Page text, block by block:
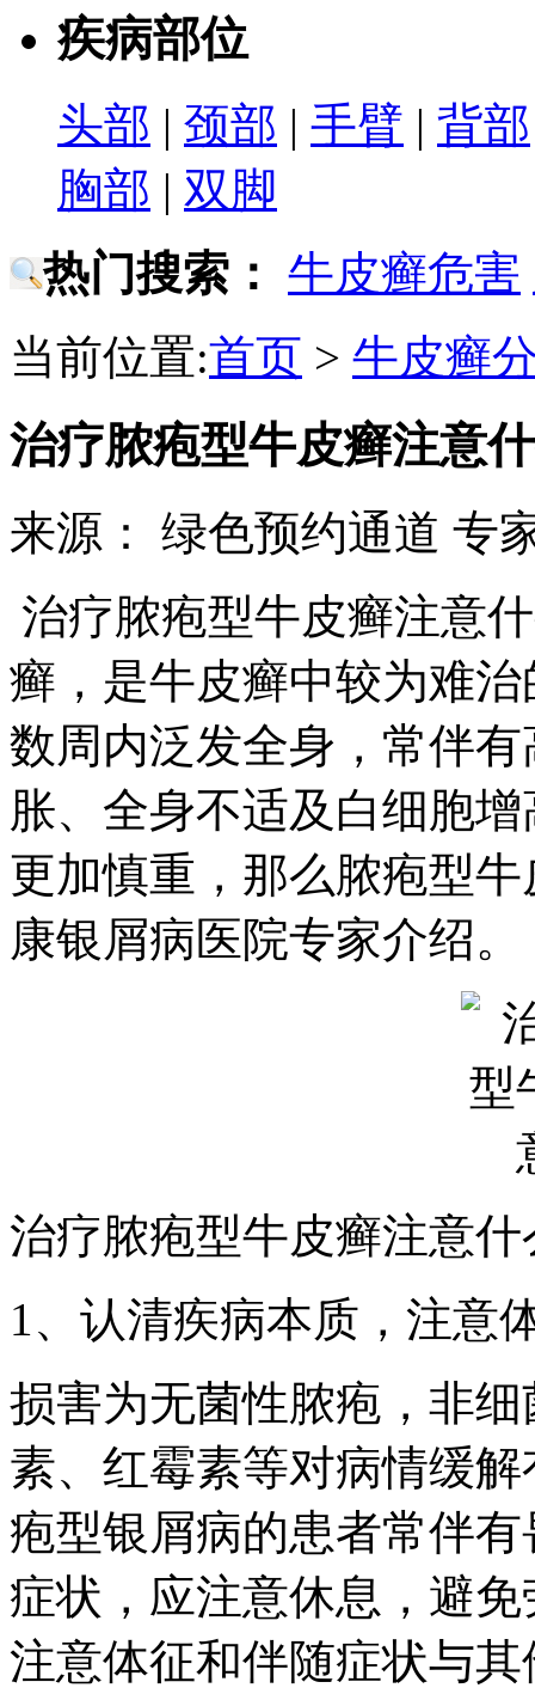
疾病部位
头部 | 颈部 | 手臂 | 背部
胸部 | 双脚
热门搜索： 牛皮癣危害
当前位置:首页 > 牛皮癣
治疗脓疱型牛皮癣注意
来源： 绿色预约通道 专
治疗脓疱型牛皮癣注意
癣，是牛皮癣中较为难
数周内泛发全身，常伴
胀、全身不适及白细胞
更加慎重，那么脓疱型
康银屑病医院专家介绍。
治疗脓疱型牛皮癣注意什
1、认清疾病本质，注意
损害为无菌性脓疱，非
素、红霉素等对病情缓
疱型银屑病的患者常伴
症状，应注意休息，避
注意体征和伴随症状与